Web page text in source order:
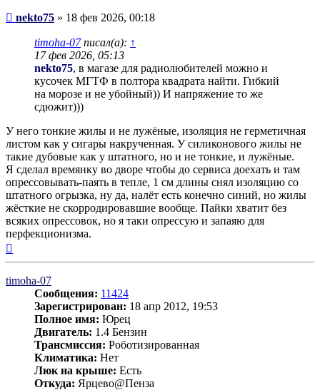
Сообщение
nekto75 » 18 фев 2026, 00:18
timoha-07писал(а): ↑
17 фев 2026, 05:13
nekto75, в магазе для радиолюбителей можно и
кусочек МГТФ в полтора квадрата найти. Гибкий
на морозе и не убойный)) И напряжение то же
сдюжит)))
У него тонкие жилы и не лужёные, изоляция не герметичная
листом как у сигары накрученная. У силиконового жилы не
такие дубовые как у штатного, но и не тонкие, и лужёные.
Я сделал времянку во дворе чтобы до сервиса доехать и там
опрессовывать-паять в тепле, 1 см длины снял изоляцию со
штатного огрызка, ну да, налёт есть конечно синий, но жилы
жёсткие не скорродировавшие вообще. Пайки хватит без
всяких опрессовок, но я таки опрессую и запаяю для
перфекционизма.
timoha-07
Сообщения: 11424
Зарегистрирован: 18 апр 2012, 19:53
Полное имя: Юрец
Двигатель: 1.4 Бензин
Трансмиссия: Роботизированная
Климатика: Нет
Люк на крыше: Есть
Откуда: Ярцево@Пенза